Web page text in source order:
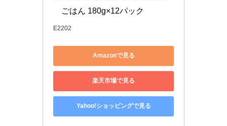
®ごはん 180g×12パック
E2202
Amazonで見る
楽天市場で見る
Yahoo!ショッピングで見る